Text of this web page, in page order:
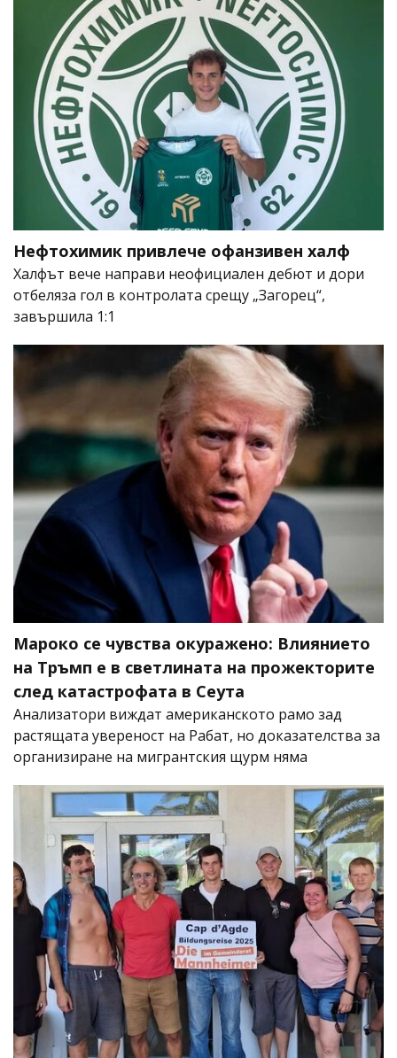
Нефтохимик привлече офанзивен халф
Халфът вече направи неофициален дебют и дори
отбеляза гол в контролата срещу „Загорец“,
завършила 1:1
Мароко се чувства окуражено: Влиянието
на Тръмп е в светлината на прожекторите
след катастрофата в Сеута
Анализатори виждат американското рамо зад
растящата увереност на Рабат, но доказателства за
организиране на мигрантския щурм няма